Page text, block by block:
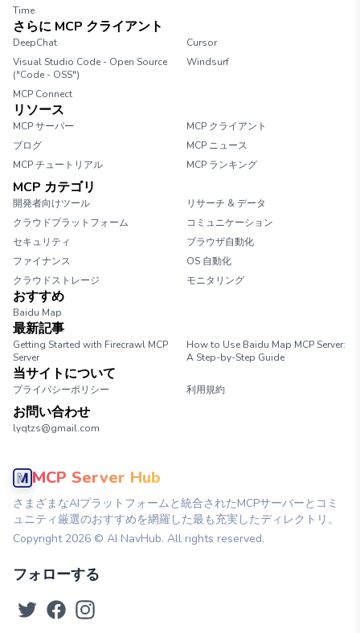
Time
さらに MCP クライアント
DeepChat
Cursor
Visual Studio Code - Open Source
("Code - OSS")
Windsurf
MCP Connect
リソース
MCP サーバー
MCP クライアント
ブログ
MCP ニュース
MCP チュートリアル
MCP ランキング
MCP カテゴリ
開発者向けツール
リサーチ & データ
クラウドプラットフォーム
コミュニケーション
セキュリティ
ブラウザ自動化
ファイナンス
OS 自動化
クラウドストレージ
モニタリング
おすすめ
Baidu Map
最新記事
Getting Started with Firecrawl MCP
Server
How to Use Baidu Map MCP Server:
A Step-by-Step Guide
当サイトについて
プライバシーポリシー 利用規約
お問い合わせ
lyqtzs@gmail.com
MCP Server Hub
さまざまなAIプラットフォームと統合されたMCPサーバーとコミ
ュニティ厳選のおすすめを網羅した最も充実したディレクトリ。
Copyright 2026 © AI NavHub. All rights reserved.
フォローする